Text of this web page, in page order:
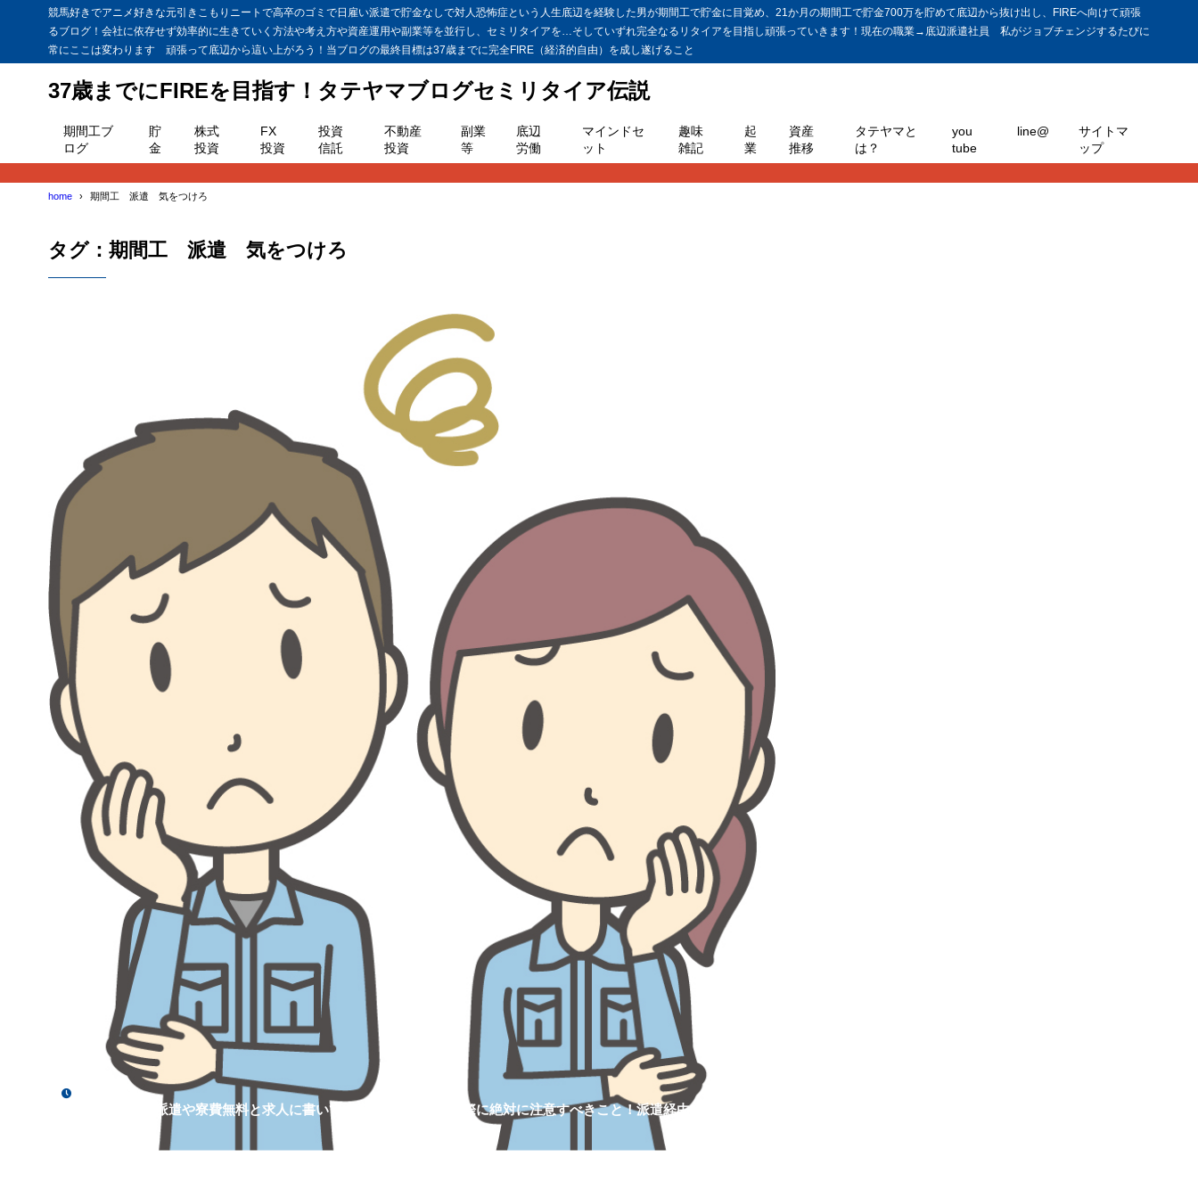
競馬好きでアニメ好きな元引きこもりニートで高卒のゴミで日雇い派遣で貯金なしで対人恐怖症という人生底辺を経験した男が期間工で貯金に目覚め、21か月の期間工で貯金700万を貯めて底辺から抜け出し、FIREへ向けて頑張
るブログ！会社に依存せず効率的に生きていく方法や考え方や資産運用や副業等を並行し、セミリタイアを…そしていずれ完全なるリタイアを目指し頑張っていきます！現在の職業→底辺派遣社員 私がジョブチェンジするたびに
常にここは変わります 頑張って底辺から這い上がろう！当ブログの最終目標は37歳までに完全FIRE（経済的自由）を成し遂げること
37歳までにFIREを目指す！タテヤマブログセミリタイア伝説
期間工ブ
ログ
貯
金
株式
投資
FX
投資
投資
信託
不動産
投資
副業
等
底辺
労働
マインドセ
ット
趣味
雑記
起
業
資産
推移
タテヤマと
は？
you
tube
line@
サイトマ
ップ
home 期間工 派遣 気をつけろ
タグ：期間工 派遣 気をつけろ
2022年5月3日
時給が高い工場派遣や寮費無料と求人に書いてある工場派遣をする際に絶対に注意すべきこと！派遣経由の期間工を